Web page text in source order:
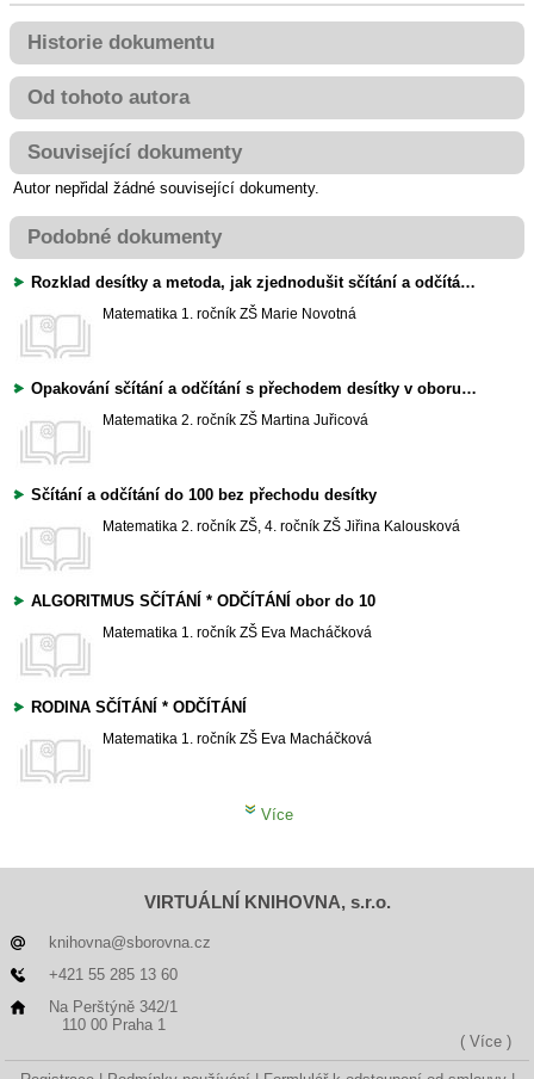
Historie dokumentu
Od tohoto autora
Související dokumenty
Autor nepřidal žádné související dokumenty.
Podobné dokumenty
Rozklad desítky a metoda, jak zjednodušit sčítání a odčítání s přechodem
Matematika 1. ročník ZŠ Marie Novotná
Opakování sčítání a odčítání s přechodem desítky v oboru čísel do 20
Matematika 2. ročník ZŠ Martina Juřicová
Sčítání a odčítání do 100 bez přechodu desítky
Matematika 2. ročník ZŠ, 4. ročník ZŠ Jiřina Kalousková
ALGORITMUS SČÍTÁNÍ * ODČÍTÁNÍ obor do 10
Matematika 1. ročník ZŠ Eva Macháčková
RODINA SČÍTÁNÍ * ODČÍTÁNÍ
Matematika 1. ročník ZŠ Eva Macháčková
Více
VIRTUÁLNÍ KNIHOVNA, s.r.o.
knihovna@sborovna.cz
+421 55 285 13 60
Na Perštýně 342/1
110 00 Praha 1
( Více )